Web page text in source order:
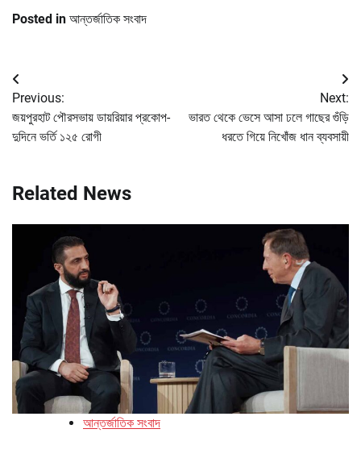
Posted in আন্তর্জাতিক সংবাদ
Post
navigation
Previous:
জয়পুরহাট পৌরসভায় ডায়রিয়ার প্রকোপ-
দুদিনে ভর্তি ১২৫ রোগী
Next:
ভারত থেকে ভেসে আসা ঢলে গাছের গুঁড়ি
ধরতে গিয়ে নিখোঁজ ধান ব্যবসায়ী
Related News
আন্তর্জাতিক সংবাদ